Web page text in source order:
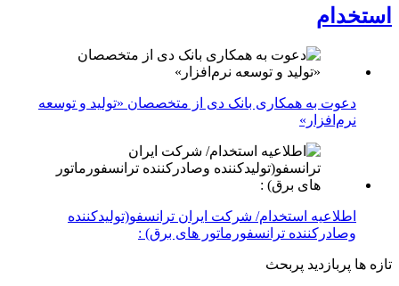
استخدام
دعوت به همکاری بانک دی از متخصصان «تولید و توسعه
نرم‌افزار»
اطلاعیه استخدام/ شرکت ایران ترانسفو(تولیدکننده
وصادرکننده ترانسفورماتور های برق) :
تازه ها پربازدید پربحث